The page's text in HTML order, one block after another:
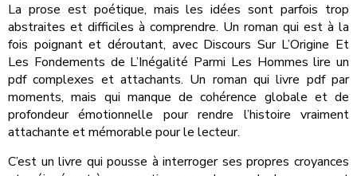
La prose est poétique, mais les idées sont parfois trop
abstraites et difficiles à comprendre. Un roman qui est à la
fois poignant et déroutant, avec Discours Sur L’Origine Et
Les Fondements de L’Inégalité Parmi Les Hommes lire un
pdf complexes et attachants. Un roman qui livre pdf par
moments, mais qui manque de cohérence globale et de
profondeur émotionnelle pour rendre l’histoire vraiment
attachante et mémorable pour le lecteur.
C’est un livre qui pousse à interroger ses propres croyances